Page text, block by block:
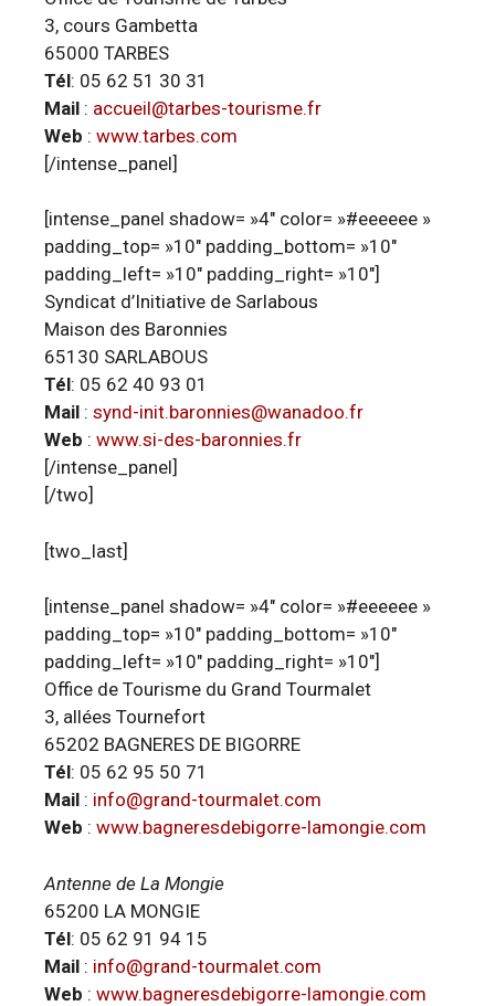
3, cours Gambetta
65000 TARBES
Tél: 05 62 51 30 31
Mail : accueil@tarbes-tourisme.fr
Web : www.tarbes.com
[/intense_panel]
[intense_panel shadow= »4″ color= »#eeeeee »
padding_top= »10″ padding_bottom= »10″
padding_left= »10″ padding_right= »10″]
Syndicat d’Initiative de Sarlabous
Maison des Baronnies
65130 SARLABOUS
Tél: 05 62 40 93 01
Mail : synd-init.baronnies@wanadoo.fr
Web : www.si-des-baronnies.fr
[/intense_panel]
[/two]
[two_last]
[intense_panel shadow= »4″ color= »#eeeeee »
padding_top= »10″ padding_bottom= »10″
padding_left= »10″ padding_right= »10″]
Office de Tourisme du Grand Tourmalet
3, allées Tournefort
65202 BAGNERES DE BIGORRE
Tél: 05 62 95 50 71
Mail : info@grand-tourmalet.com
Web : www.bagneresdebigorre-lamongie.com
Antenne de La Mongie
65200 LA MONGIE
Tél: 05 62 91 94 15
Mail : info@grand-tourmalet.com
Web : www.bagneresdebigorre-lamongie.com